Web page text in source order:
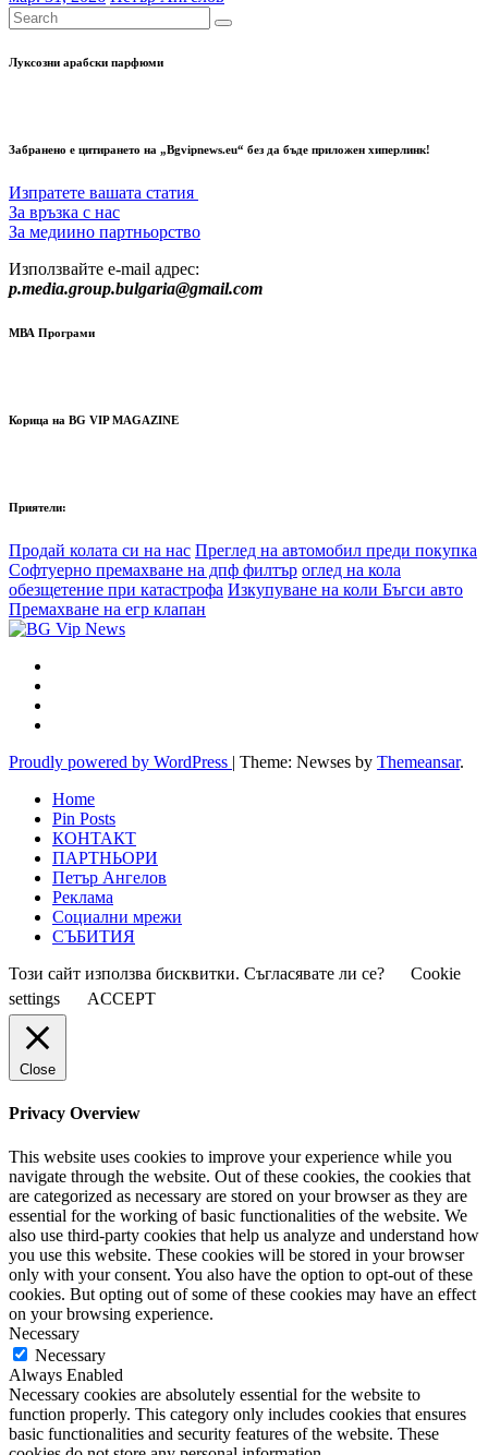
Луксозни арабски парфюми
Забранено е цитирането на „Bgvipnews.eu“ без да бъде приложен хиперлинк!
Изпратете вашата статия
За връзка с нас
За медиино партньорство
Използвайте e-mail адрес:
p.media.group.bulgaria@gmail.com
МВА Програми
Корица на BG VIP MAGAZINE
Приятели:
Продай колата си на нас Преглед на автомобил преди покупка
Софтуерно премахване на дпф филтър оглед на кола
обезщетение при катастрофа Изкупуване на коли Бъгси авто
Премахване на егр клапан
Proudly powered by WordPress | Theme: Newses by Themeansar.
Home
Pin Posts
КОНТАКТ
ПАРТНЬОРИ
Петър Ангелов
Реклама
Социални мрежи
СЪБИТИЯ
Този сайт използва бисквитки. Съгласявате ли се?
Cookie
settings
ACCEPT
Close
Privacy Overview
This website uses cookies to improve your experience while you
navigate through the website. Out of these cookies, the cookies that
are categorized as necessary are stored on your browser as they are
essential for the working of basic functionalities of the website. We
also use third-party cookies that help us analyze and understand how
you use this website. These cookies will be stored in your browser
only with your consent. You also have the option to opt-out of these
cookies. But opting out of some of these cookies may have an effect
on your browsing experience.
Necessary
Necessary
Always Enabled
Necessary cookies are absolutely essential for the website to
function properly. This category only includes cookies that ensures
basic functionalities and security features of the website. These